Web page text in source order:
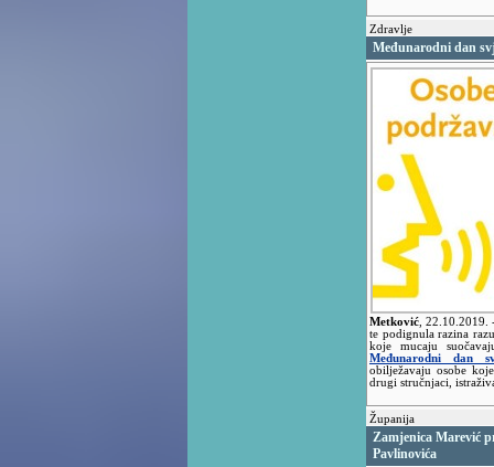
Zdravlje
Međunarodni dan
Metković ,22.10.2019.
te podignula razina
koje mucaju
Međunarodni dan
obilježavaju osobe
drugi stručnjaci,
Županija
Zamjenica Marević
Pavlinovića